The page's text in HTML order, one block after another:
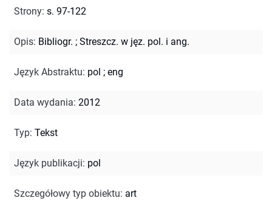
Strony: s. 97-122
Opis: Bibliogr. ; Streszcz. w jęz. pol. i ang.
Język Abstraktu: pol ; eng
Data wydania: 2012
Typ: Tekst
Język publikacji: pol
Szczegółowy typ obiektu: art